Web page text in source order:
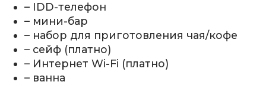
– IDD-телефон
– мини-бар
– набор для приготовления чая/кофе
– сейф (платно)
– Интернет Wi-Fi (платно)
– ванна